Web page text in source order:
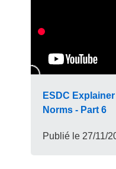
ESDC
Norms - Part 6
Publié le 27/11/